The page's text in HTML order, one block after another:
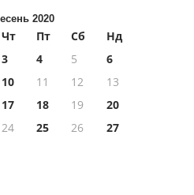
2020
Чт Пт Сб
Нд
3 4 5
6
10 11 12
13
17 18 19
20
24 25 26
27